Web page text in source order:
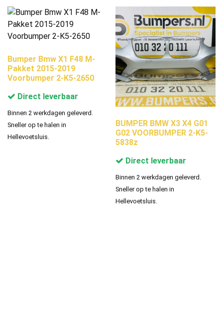
Bumper Bmw X1 F48 M-
Pakket 2015-2019
Voorbumper 2-K5-2650
Direct leverbaar
Binnen 2 werkdagen geleverd.
Sneller op te halen in
Hellevoetsluis.
BUMPER BMW X3 X4 G01
G02 VOORBUMPER 2-K5-
5838z
Direct leverbaar
Binnen 2 werkdagen geleverd.
Sneller op te halen in
Hellevoetsluis.